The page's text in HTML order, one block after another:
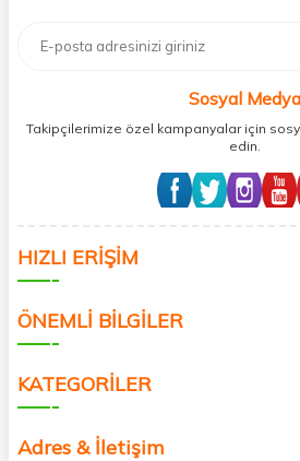
yapılan her ürün için sokak hayvanlarına
bağış işlemi gerçekleştirmektedir.
Sosyal Medya
Takipçilerimize özel kampanyalar için
edin.
HIZLI ERİŞİM
ÖNEMLİ BİLGİLER
KATEGORİLER
Adres & İletişim